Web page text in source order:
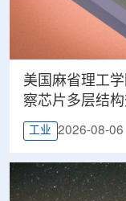
美国麻省理工
察芯片多层结
工业 2026-08-06